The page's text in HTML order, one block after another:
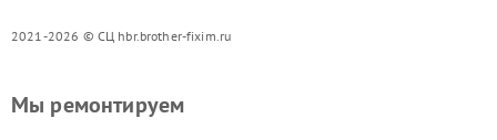
2021-2026 © СЦ hbr.brother-fixim.ru
Мы ремонтируем